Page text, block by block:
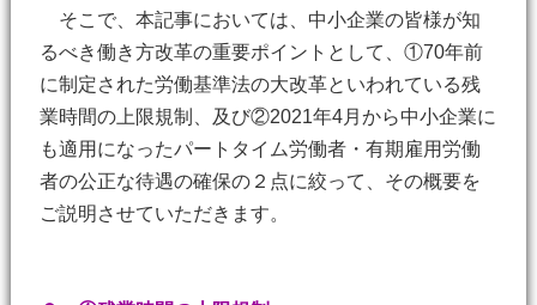
そこで、本記事においては、中小企業の皆様が知
るべき働き方改革の重要ポイントとして、①70年前
に制定された労働基準法の大改革といわれている残
業時間の上限規制、及び②2021年4月から中小企業に
も適用になったパートタイム労働者・有期雇用労働
者の公正な待遇の確保の２点に絞って、その概要を
ご説明させていただきます。